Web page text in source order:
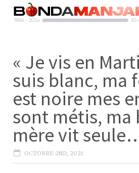
« Je vis en
suis blanc, ma
est noire mes
sont métis, ma
mère vit
OCTOBRE 2ND, 2021